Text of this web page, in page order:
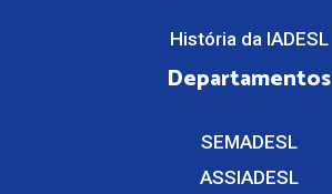
História da IADESL
Departamentos
SEMADESL
ASSIADESL